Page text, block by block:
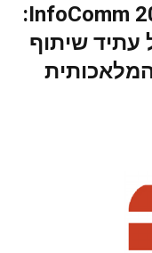
מיקרוסופט על במת InfoComm 2026:
עתיד שיתוף